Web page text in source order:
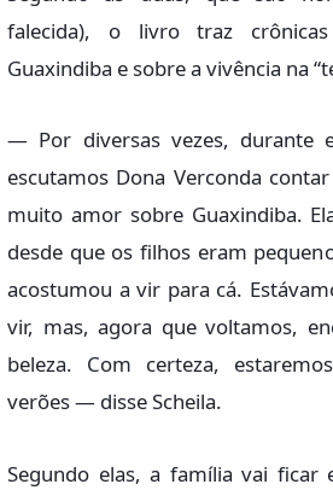
falecida), o livro traz
Guaxindiba e sobre a vivência na
— Por diversas vezes, durante
escutamos Dona Verconda
muito amor sobre Guaxindiba.
desde que os filhos eram
acostumou a vir para cá.
vir, mas, agora que voltamos,
beleza. Com certeza,
verões — disse Scheila.
Segundo elas, a família vai ficar